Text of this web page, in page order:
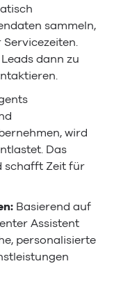
sammeln,
dann zu
wird
Das
schafft Zeit für
Basierend auf
Assistent
personalisierte